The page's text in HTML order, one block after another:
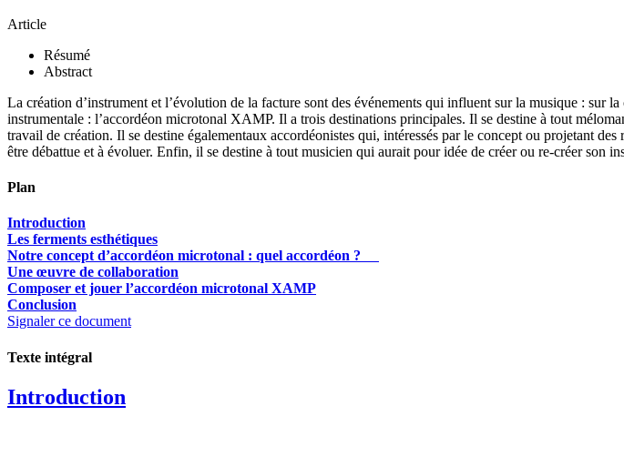
Article
Résumé
Abstract
La création d’instrument et l’évolution de la facture sont des événements qui influent sur la musique :
instrumentale : l’accordéon microtonal XAMP. Il a trois destinations principales. Il se destine à tout
travail de création. Il se destine égalementaux accordéonistes qui, intéressés par le concept ou projetant
être débattue et à évoluer. Enfin, il se destine à tout musicien qui aurait pour idée de créer ou re-créer son
Plan
Introduction
Les ferments esthétiques
Notre concept d’accordéon microtonal : quel accordéon ?
Une œuvre de collaboration
Composer et jouer l’accordéon microtonal XAMP
Conclusion
Signaler ce document
Texte intégral
Introduction